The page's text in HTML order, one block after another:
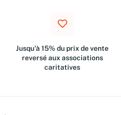
Jusqu'à 15% du prix de vente
reversé aux associations
caritatives